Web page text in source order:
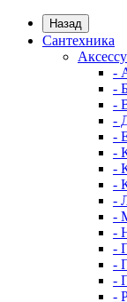
Назад
Сантехника
-
-
-
-
-
-
-
-
-
-
-
-
-
-
-